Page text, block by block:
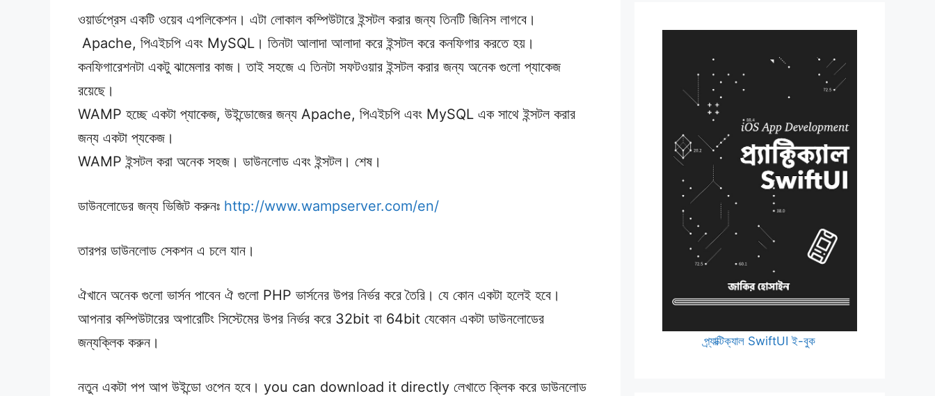
ওয়ার্ডপ্রেস একটি ওয়েব এপলিকেশন। এটা লোকাল কম্পিউটারে ইন্সটল করার জন্য তিনটি জিনিস লাগবে।
Apache, পিএইচপি এবং MySQL। তিনটা আলাদা আলাদা করে ইন্সটল করে কনফিগার করতে হয়।
কনফিগারেশনটা একটু ঝামেলার কাজ। তাই সহজে এ তিনটা সফটওয়ার ইন্সটল করার জন্য অনেক গুলো প্যাকেজ
রয়েছে।
WAMP হচ্ছে একটা প্যাকেজ, উইন্ডোজের জন্য Apache, পিএইচপি এবং MySQL এক সাথে ইন্সটল করার
জন্য একটা প্যকেজ।
WAMP ইন্সটল করা অনেক সহজ। ডাউনলোড এবং ইন্সটল। শেষ।
ডাউনলোডের জন্য ভিজিট করুনঃ http://www.wampserver.com/en/
তারপর ডাউনলোড সেকশন এ চলে যান।
ঐখানে অনেক গুলো ভার্সন পাবেন ঐ গুলো PHP ভার্সনের উপর নির্ভর করে তৈরি। যে কোন একটা হলেই হবে।
আপনার কম্পিউটারের অপারেটিং সিস্টেমের উপর নির্ভর করে 32bit বা 64bit যেকোন একটা ডাউনলোডের
জন্যক্লিক করুন।
নতুন একটা পপ আপ উইন্ডো ওপেন হবে। you can download it directly লেখাতে ক্লিক করে ডাউনলোড
প্র্যাক্টিক্যাল SwiftUI ই-বুক